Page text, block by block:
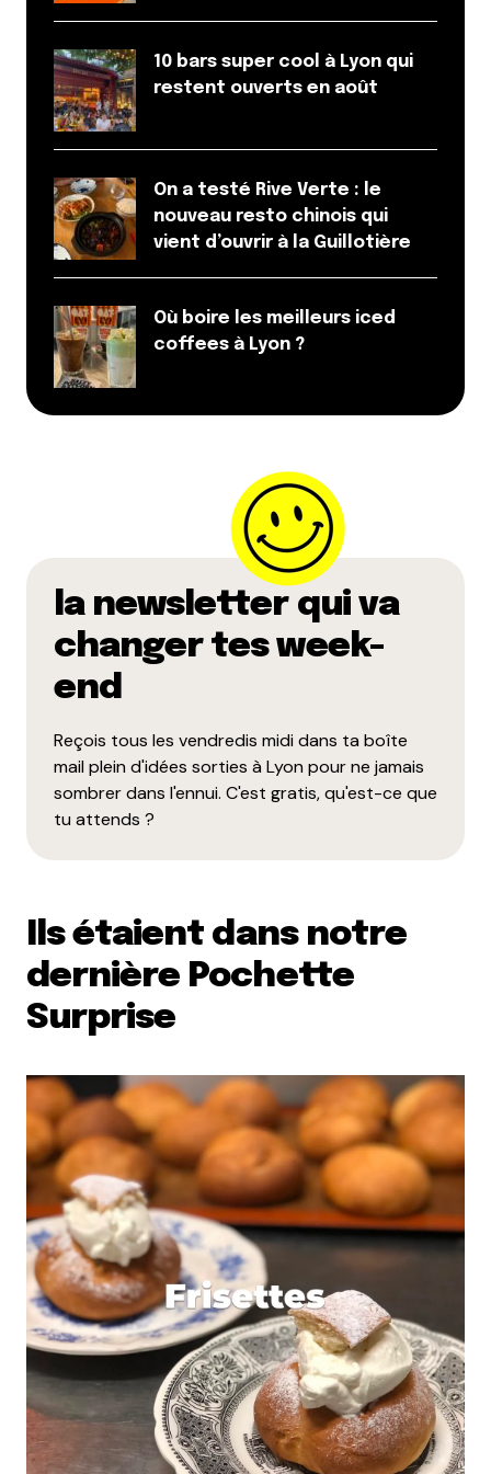
10 bars super cool à Lyon qui
restent ouverts en août
On a testé Rive Verte : le
nouveau resto chinois qui
vient d’ouvrir à la Guillotière
Où boire les meilleurs iced
coffees à Lyon ?
la newsletter qui va
changer tes week-
end
Reçois tous les vendredis midi dans ta boîte
mail plein d'idées sorties à Lyon pour ne jamais
sombrer dans l'ennui. C'est gratis, qu'est-ce que
tu attends ?
Ils étaient dans notre
dernière Pochette
Surprise